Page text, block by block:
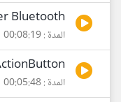
Bluetooth
المدة : 00:08:19
المدة : 00:05:48